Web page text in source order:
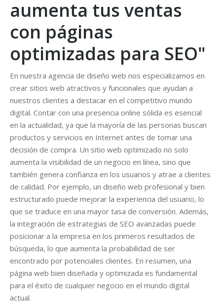
aumenta tus ventas
con páginas
optimizadas para SEO"
En nuestra agencia de diseño web nos especializamos en
crear sitios web atractivos y funcionales que ayudan a
nuestros clientes a destacar en el competitivo mundo
digital. Contar con una presencia online sólida es esencial
en la actualidad, ya que la mayoría de las personas buscan
productos y servicios en Internet antes de tomar una
decisión de compra. Un sitio web optimizado no solo
aumenta la visibilidad de un negocio en línea, sino que
también genera confianza en los usuarios y atrae a clientes
de calidad. Por ejemplo, un diseño web profesional y bien
estructurado puede mejorar la experiencia del usuario, lo
que se traduce en una mayor tasa de conversión. Además,
la integración de estrategias de SEO avanzadas puede
posicionar a la empresa en los primeros resultados de
búsqueda, lo que aumenta la probabilidad de ser
encontrado por potenciales clientes. En resumen, una
página web bien diseñada y optimizada es fundamental
para el éxito de cualquier negocio en el mundo digital
actual.